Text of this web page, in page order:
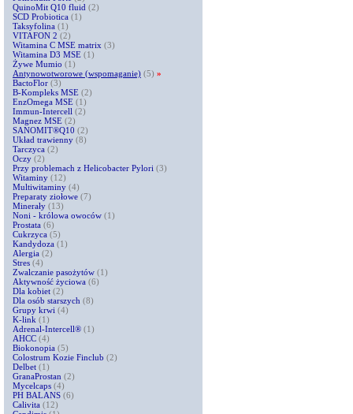
QuinoMit Q10 fluid (2)
SCD Probiotica (1)
Taksyfolina (1)
VITAFON 2 (2)
Witamina C MSE matrix (3)
Witamina D3 MSE (1)
Żywe Mumio (1)
Antynowotworowe (wspomaganie) (5) »
BactoFlor (3)
B-Kompleks MSE (2)
EnzOmega MSE (1)
Immun-Intercell (2)
Magnez MSE (2)
SANOMIT®Q10 (2)
Układ trawienny (8)
Tarczyca (2)
Oczy (2)
Przy problemach z Helicobacter Pylori (3)
Witaminy (12)
Multiwitaminy (4)
Preparaty ziołowe (7)
Minerały (13)
Noni - królowa owoców (1)
Prostata (6)
Cukrzyca (5)
Kandydoza (1)
Alergia (2)
Stres (4)
Zwalczanie pasożytów (1)
Aktywność życiowa (6)
Dla kobiet (2)
Dla osób starszych (8)
Grupy krwi (4)
K-link (1)
Adrenal-Intercell® (1)
AHCC (4)
Biokonopia (5)
Colostrum Kozie Finclub (2)
Delbet (1)
GranaProstan (2)
Mycelcaps (4)
PH BALANS (6)
Calivita (12)